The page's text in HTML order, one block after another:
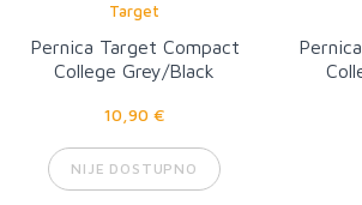
Target
Pernica Target Compact
College Grey/Black
10,90 €
NIJE DOSTUPNO